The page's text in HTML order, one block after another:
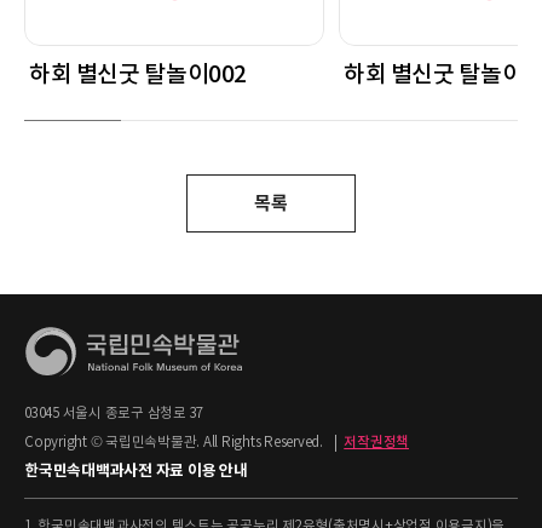
하회 별신굿 탈놀이002 하회 별신굿 탈놀이
목록
03045 서울시 종로구 삼청로 37
Copyright © 국립민속박물관. All Rights Reserved.
저작권정책
한국민속대백과사전 자료 이용 안내